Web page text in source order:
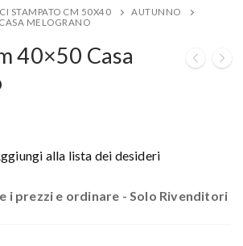
STAMPATO CM 50X40
AUTUNNO
MELOGRANO
40×50 Casa
alla lista dei desideri
i prezzi e ordinare - Solo Rivenditori